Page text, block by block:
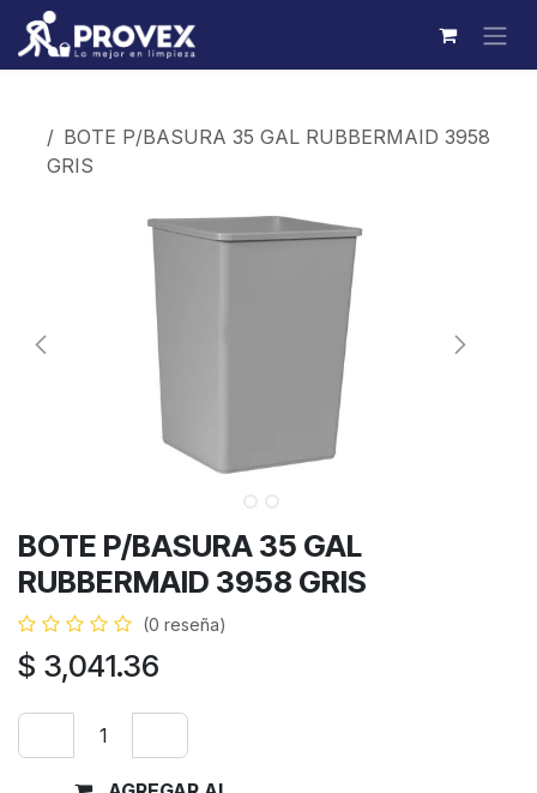
Ir al contenido
BOTE P/BASURA 35 GAL RUBBERMAID 3958
GRIS
BOTE P/BASURA 35 GAL
RUBBERMAID 3958 GRIS
(0 reseña)
$ 3,041.36